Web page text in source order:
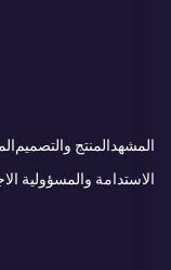
المشهدالمنتج والتصميم
الاستدامة والمسؤولية